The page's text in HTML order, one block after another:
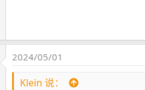
2024/05/01
Klein 说：